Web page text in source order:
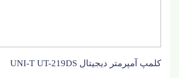
کلمپ آمپرمتر دیجیتال UNI-T UT-219DS